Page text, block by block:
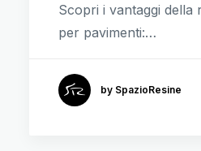
Scopri i vantaggi della
per pavimenti:…
by SpazioResine